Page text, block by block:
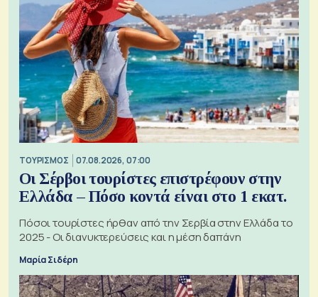
ΤΟΥΡΙΣΜΟΣ 07.08.2026, 07:00
Οι Σέρβοι τουρίστες επιστρέφουν στην
Ελλάδα – Πόσο κοντά είναι στο 1 εκατ.
Πόσοι τουρίστες ήρθαν από την Σερβία στην Ελλάδα το
2025 - Οι διανυκτερεύσεις και η μέση δαπάνη
Μαρία Σιδέρη